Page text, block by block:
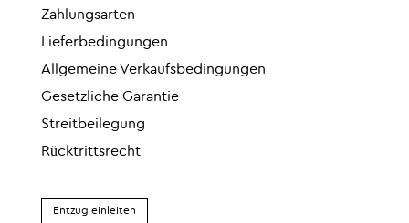
Zahlungsarten
Lieferbedingungen
Allgemeine Verkaufsbedingungen
Gesetzliche Garantie
Streitbeilegung
Rücktrittsrecht
Entzug einleiten